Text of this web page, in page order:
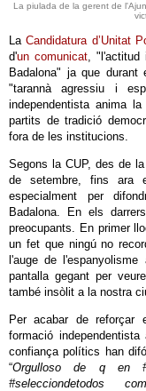
La piulada de la gerent de
LaCandidatura d’Unitat
d'un comunicat, "l'actitud
Badalona" ja que
"tarannà agressiu i
independentista anima
partits de tradició
fora de les institucions.
Segons la CUP, des de
de setembre, fins ara
especialment per
Badalona. En els
preocupants. En primer
un fet que ningú no
l'auge de
pantalla gegant per
també insòlit a la nostra
Per acabar de reforçar
formació
confiança polítics han
“Orgulloso de q en
#selecciondetodos